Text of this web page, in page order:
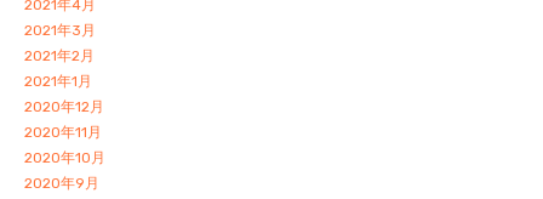
2021年4月
2021年3月
2021年2月
2021年1月
2020年12月
2020年11月
2020年10月
2020年9月